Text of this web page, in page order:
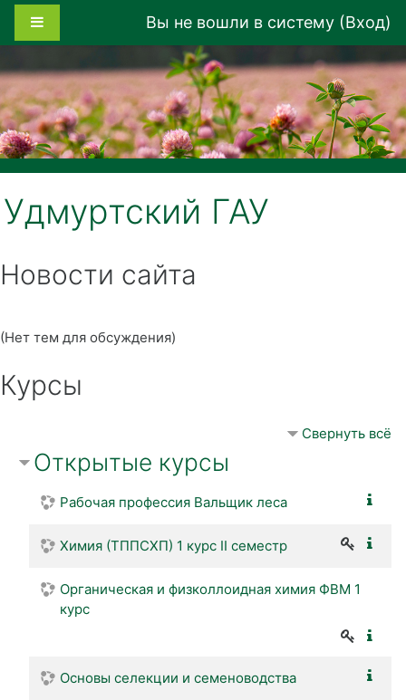
Перейти к основному содержанию
Боковая панельВы не вошли в систему (Вход)
Удмуртский ГАУ
Новости сайта
(Нет тем для обсуждения)
Курсы
Свернуть всё
Открытые курсы
Рабочая профессия Вальщик леса
Химия (ТППСХП) 1 курс II семестр
Органическая и физколлоидная химия ФВМ 1
курс
Основы селекции и семеноводства